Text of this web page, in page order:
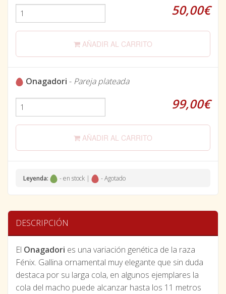
50,00€
AÑADIR AL CARRITO
Onagadori - Pareja plateada
99,00€
AÑADIR AL CARRITO
Leyenda: - en stock | - Agotado
DESCRIPCIÓN
El Onagadori es una variación genética de la raza
Fénix. Gallina ornamental muy elegante que sin duda
destaca por su larga cola, en algunos ejemplares la
cola del macho puede alcanzar hasta los 11 metros